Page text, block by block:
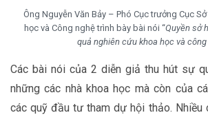
Ông Nguyễn Văn Bảy – Phó Cục trưởng Cục
học và Công nghệ trình bày bài nói “Quyền sở
quả nghiên cứu khoa học và
Các bài nói của 2 diễn giả thu hút sự
những các nhà khoa học mà còn của
các quỹ đầu tư tham dự hội thảo. Nhiều